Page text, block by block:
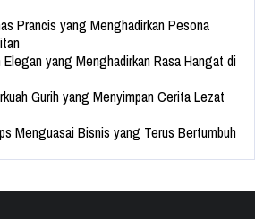
Prancis yang Menghadirkan Pesona
yang Menghadirkan Rasa Hangat di
Gurih yang Menyimpan Cerita Lezat
Menguasai Bisnis yang Terus Bertumbuh